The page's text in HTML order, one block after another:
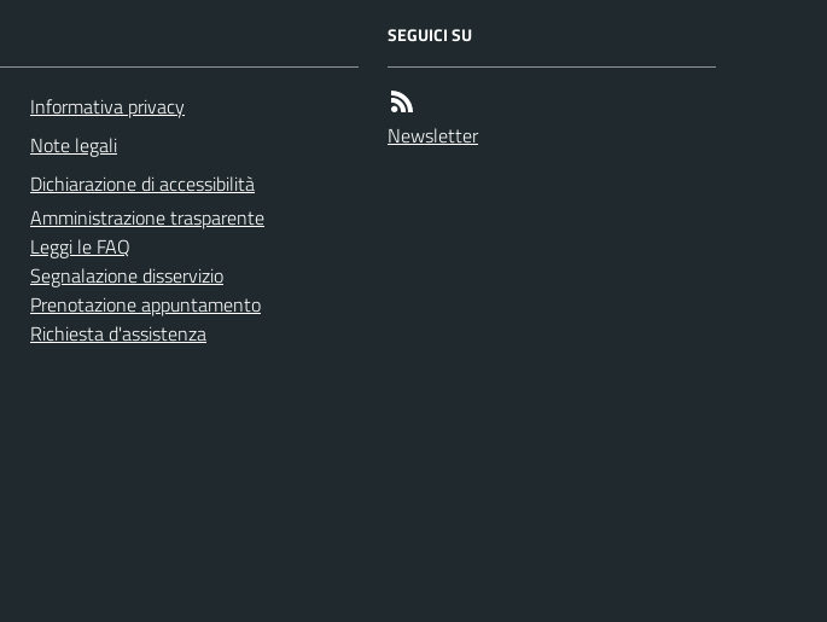
Informativa privacy
Note legali
Dichiarazione di accessibilità
Amministrazione trasparente
Leggi le FAQ
Segnalazione disservizio
Prenotazione appuntamento
Richiesta d'assistenza
SEGUICI SU
Newsletter